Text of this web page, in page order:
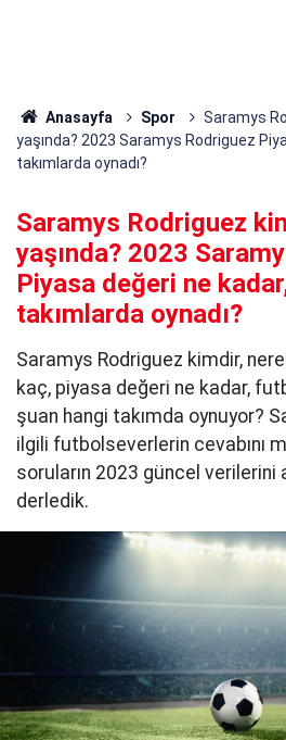
Anasayfa Spor
Saramys
yaşında? 2023 Saramys Rodriguez
takımlarda oynadı?
Saramys Rodriguez
yaşında? 2023
Piyasa değeri ne
takımlarda oynadı?
Saramys Rodriguez kimdir,
kaç, piyasa değeri ne kadar,
şuan hangi takımda oynuyor?
ilgili futbolseverlerin cevabını
soruların 2023 güncel verilerini
derledik.